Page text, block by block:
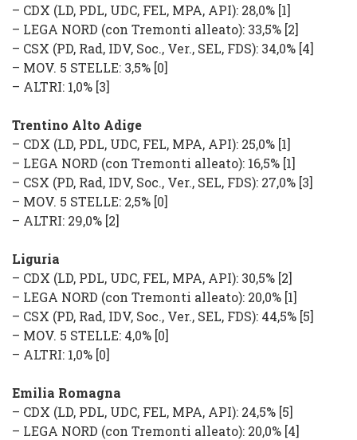
– CDX (LD, PDL, UDC, FEL, MPA, API): 28,0% [1]
– LEGA NORD (con Tremonti alleato): 33,5% [2]
– CSX (PD, Rad, IDV, Soc., Ver., SEL, FDS): 34,0% [4]
– MOV. 5 STELLE: 3,5% [0]
– ALTRI: 1,0% [3]
Trentino Alto Adige
– CDX (LD, PDL, UDC, FEL, MPA, API): 25,0% [1]
– LEGA NORD (con Tremonti alleato): 16,5% [1]
– CSX (PD, Rad, IDV, Soc., Ver., SEL, FDS): 27,0% [3]
– MOV. 5 STELLE: 2,5% [0]
– ALTRI: 29,0% [2]
Liguria
– CDX (LD, PDL, UDC, FEL, MPA, API): 30,5% [2]
– LEGA NORD (con Tremonti alleato): 20,0% [1]
– CSX (PD, Rad, IDV, Soc., Ver., SEL, FDS): 44,5% [5]
– MOV. 5 STELLE: 4,0% [0]
– ALTRI: 1,0% [0]
Emilia Romagna
– CDX (LD, PDL, UDC, FEL, MPA, API): 24,5% [5]
– LEGA NORD (con Tremonti alleato): 20,0% [4]